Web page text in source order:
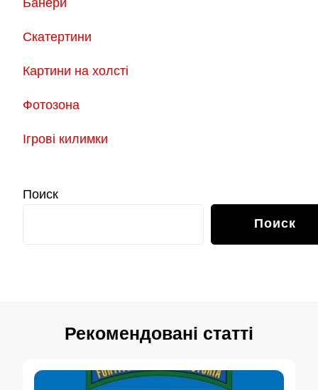
Банери
Скатертини
Картини на холсті
Фотозона
Ігрові килимки
Поиск
Поиск
Рекомендовані статті